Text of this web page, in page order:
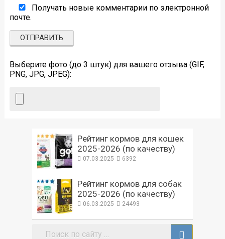
Получать новые комментарии по электронной
почте.
Выберите фото (до 3 штук) для вашего отзыва (GIF,
PNG, JPG, JPEG):
Рейтинг кормов для кошек
2025-2026 (по качеству)
07.03.2025 6392
Рейтинг кормов для собак
2025-2026 (по качеству)
06.03.2025 24493
Поиск: